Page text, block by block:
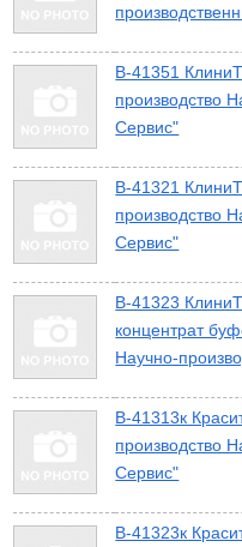
В-41351
производство
Сервис"
В-41321
производство
Сервис"
В-41323
концентрат
Научно-
В-41313к
производство
Сервис"
В-41323к